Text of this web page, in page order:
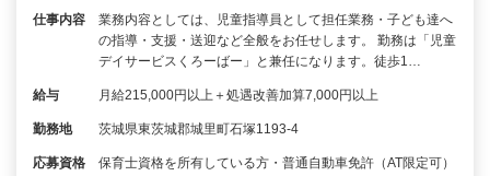
仕事内容
業務内容としては、児童指導員として担任業務・子ども達へ
の指導・支援・送迎など全般をお任せします。 勤務は「児童
デイサービスくろーばー」と兼任になります。徒歩1…
給与 月給215,000円以上＋処遇改善加算7,000円以上
勤務地 茨城県東茨城郡城里町石塚1193-4
応募資格 保育士資格を所有している方・普通自動車免許（AT限定可）